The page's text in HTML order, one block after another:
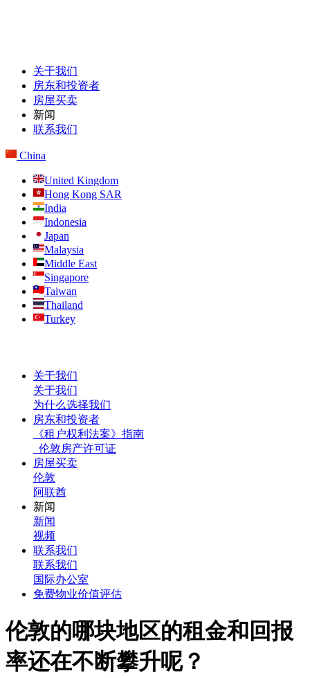
关于我们
房东和投资者
房屋买卖
新闻
联系我们
China
United Kingdom
Hong Kong SAR
India
Indonesia
Japan
Malaysia
Middle East
Singapore
Taiwan
Thailand
Turkey
关于我们
关于我们
为什么选择我们
房东和投资者
《租户权利法案》指南
伦敦房产许可证
房屋买卖
伦敦
阿联酋
新闻
新闻
视频
联系我们
联系我们
国际办公室
免费物业价值评估
伦敦的哪块地区的租金和回报
率还在不断攀升呢？